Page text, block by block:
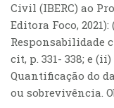
Civil (IBERC) ao
Editora Foco,
Responsabilidade
cit, p. 331- 338; e
Quantificação do
ou sobrevivência.